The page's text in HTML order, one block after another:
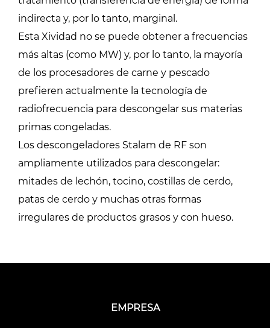
indirecta y, por lo tanto, marginal.
Esta Xividad no se puede obtener a frecuencias
más altas (como MW) y, por lo tanto, la mayoría
de los procesadores de carne y pescado
prefieren actualmente la tecnología de
radiofrecuencia para descongelar sus materias
primas congeladas.
Los descongeladores Stalam de RF son
ampliamente utilizados para descongelar:
mitades de lechón, tocino, costillas de cerdo,
patas de cerdo y muchas otras formas
irregulares de productos grasos y con hueso.
EMPRESA